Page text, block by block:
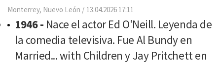
Monterrey, Nuevo León 13.04.2026 17:11
1946 - Nace el actor Ed O'Neill. Leyenda de
la comedia televisiva. Fue Al Bundy en
Married... with Children y Jay Pritchett en